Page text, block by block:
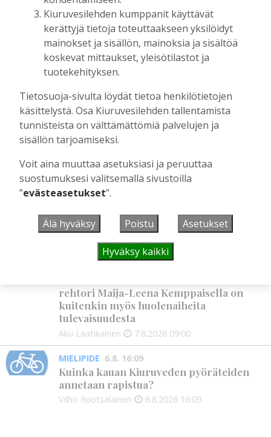
UUSIMMAT
MIELIPIDE 7.8. 12:26
Terveisiä eduskuntaan
Vilho Ruotsalainen
HYVINVOINTIALUE 7.8. 12:00
Kiuruvedelle ja Iisalmeen
ostopalvelulääkäri – tarkoituksena on
helpottaa kaupunkien lääkäripulaa
GOLF 7.8. 11:33
Golftapahtuma tuotti jälleen komeasti
tukea Kiuruveden nuorille – palkittavat
julkaistaan loppuvuodesta
Aku Laatikainen 7.8.2026 11:33
KANSALAISOPISTO 7.8. 9:00
rehtori Maija-Leena Kemppaisella on
kuitenkin myös huolenaiheita
tulevaisuudesta
Aku Laatikainen 7.8.2026 09:00
MIELIPIDE 6.8. 16:09
Kuinka kauan Kiuruveden pyöräteiden
annetaan rapistua?
Vilho Ruotsalainen 6.8.2026 16:09
Kiuruvesilehden kumppanit käyttävät
kerättyjä tietoja toteuttaakseen yksilöidyt
mainokset ja sisällön, mainoksia ja sisältöä
koskevat mittaukset, yleisötilastot ja
tuotekehityksen.
Tietosuoja-sivulta löydät tietoa henkilötietojen
käsittelystä. Osa Kiuruvesilehden tallentamista
tunnisteista on välttämättömiä palvelujen ja
sisällön tarjoamiseksi.
Voit aina muuttaa asetuksiasi ja peruuttaa
suostumuksesi valitsemalla sivustoilla
”evästeasetukset”.
Älä hyväksy Poistu Asetukset
Hyväksy kaikki